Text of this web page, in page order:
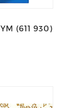
(611 930)